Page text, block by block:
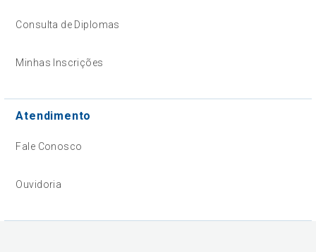
Consulta de Diplomas
Minhas Inscrições
Atendimento
Fale Conosco
Ouvidoria